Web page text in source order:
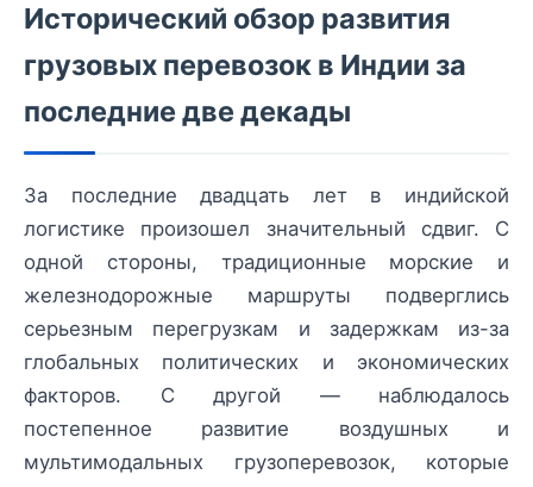
Исторический обзор развития
грузовых перевозок в Индии за
последние две декады
За последние двадцать лет в индийской
логистике произошел значительный сдвиг. С
одной стороны, традиционные морские и
железнодорожные маршруты подверглись
серьезным перегрузкам и задержкам из-за
глобальных политических и экономических
факторов. С другой — наблюдалось
постепенное развитие воздушных и
мультимодальных грузоперевозок, которые